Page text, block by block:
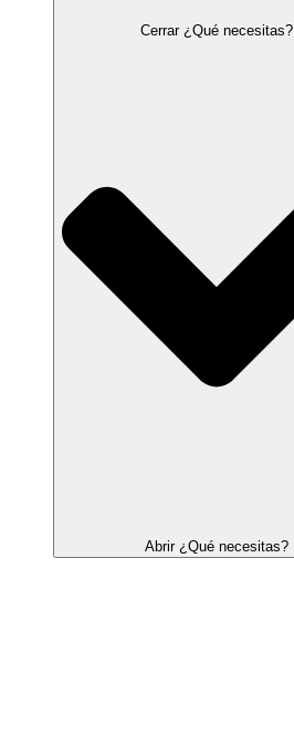
Cerrar ¿Qué necesitas?
Abrir ¿Qué necesitas?